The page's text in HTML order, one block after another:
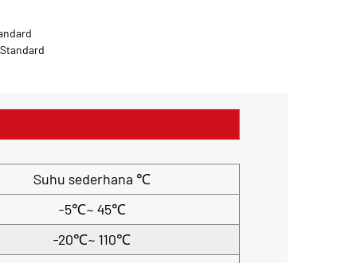
Standard
Suhu sederhana ℃
-5℃~ 45℃
-20℃~ 110℃